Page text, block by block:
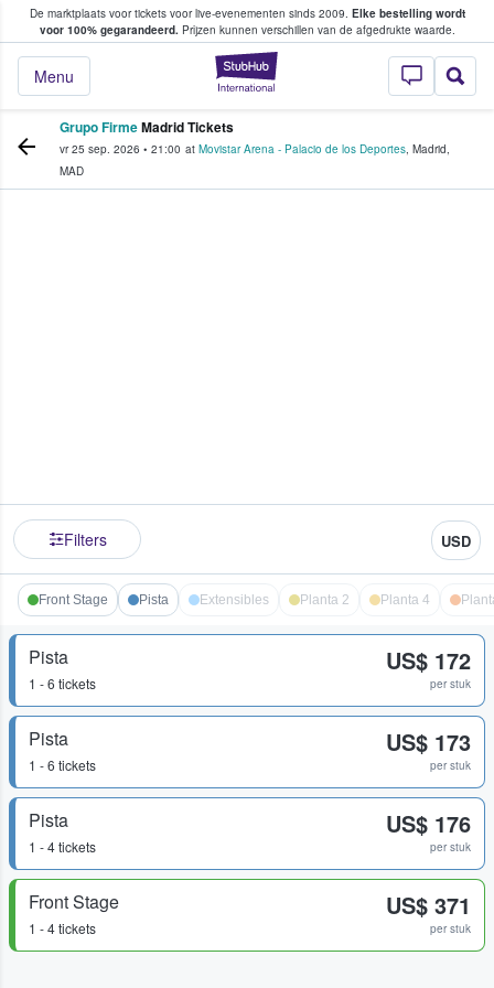
De marktplaats voor tickets voor live-evenementen sinds 2009. Elke bestelling wordt
voor 100% gegarandeerd.Prijzen kunnen verschillen van de afgedrukte waarde.
StubHub: waar
Menu
tickets kopen en verkopen
Grupo FirmeMadrid Tickets
vr 25 sep. 2026 • 21:00 at Movistar Arena - Palacio de los Deportes, Madrid,
MAD
Filters USD
Front Stage Pista Extensibles Planta 2 Planta 4
Pista
1 - 6 tickets
US$ 172
per stuk
Pista
1 - 6 tickets
US$ 173
per stuk
Pista
1 - 4 tickets
US$ 176
per stuk
Front Stage
1 - 4 tickets
US$ 371
per stuk